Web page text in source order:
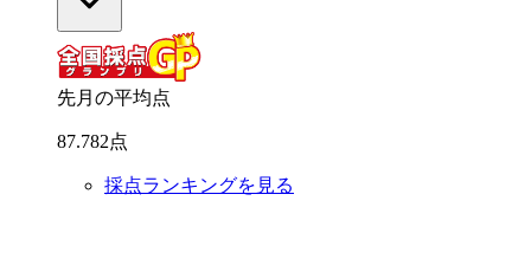
先月の平均点
87.782点
採点ランキングを見る